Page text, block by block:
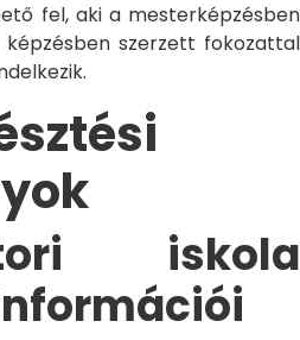
fel, aki a mesterképzésben
szerzett fokozattal
iskola